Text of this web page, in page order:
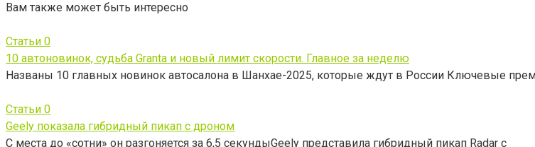
Вам также может быть интересно
Статьи 0
10 автоновинок, судьба Granta и новый лимит скорости. Главное за неделю
Названы 10 главных новинок автосалона в Шанхае-2025, которые ждут в России Ключевые
Статьи 0
Geely показала гибридный пикап с дроном
С места до «сотни» он разгоняется за 6,5 секундыGeely представила гибридный пикап Radar с